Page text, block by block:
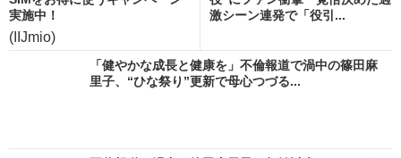
実施中！
(IIJmio)
激シーン連発で「役引...
「健やかな成長と健康を」不倫報道で渦中の篠田麻
里子、“ひな祭り”更新で母心つづる...